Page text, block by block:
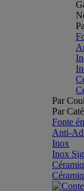
Par
Par
Fonte
Anti-
Inox
Inox